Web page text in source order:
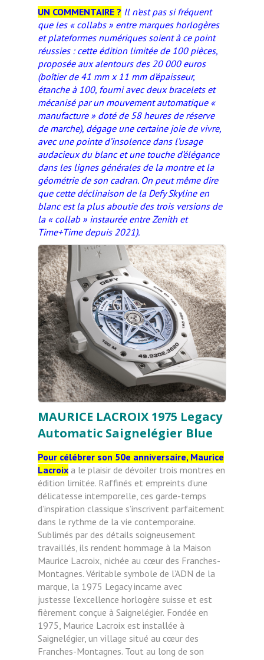
UN COMMENTAIRE ? Il n’est pas si fréquent
que les « collabs » entre marques horlogères
et plateformes numériques soient à ce point
réussies : cette édition limitée de 100 pièces,
proposée aux alentours des 20 000 euros
(boîtier de 41 mm x 11 mm d’épaisseur,
étanche à 100, fourni avec deux bracelets et
mécanisé par un mouvement automatique «
manufacture » doté de 58 heures de réserve
de marche), dégage une certaine joie de vivre,
avec une pointe d’insolence dans l’usage
audacieux du blanc et une touche d’élégance
dans les lignes générales de la montre et la
géométrie de son cadran. On peut même dire
que cette déclinaison de la Defy Skyline en
blanc est la plus aboutie des trois versions de
la « collab » instaurée entre Zenith et
Time+Time depuis 2021).
MAURICE LACROIX 1975 Legacy
Automatic Saignelégier Blue
Pour célébrer son 50e anniversaire, Maurice
Lacroix a le plaisir de dévoiler trois montres en
édition limitée. Raffinés et empreints d’une
délicatesse intemporelle, ces garde-temps
d’inspiration classique s’inscrivent parfaitement
dans le rythme de la vie contemporaine.
Sublimés par des détails soigneusement
travaillés, ils rendent hommage à la Maison
Maurice Lacroix, nichée au cœur des Franches-
Montagnes. Véritable symbole de l’ADN de la
marque, la 1975 Legacy incarne avec
justesse l’excellence horlogère suisse et est
fièrement conçue à Saignelégier. Fondée en
1975, Maurice Lacroix est installée à
Saignelégier, un village situé au cœur des
Franches-Montagnes. Tout au long de son